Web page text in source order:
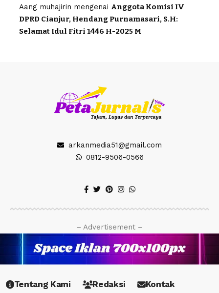
Aang muhajirin mengenai Anggota Komisi IV
DPRD Cianjur, Hendang Purnamasari, S.H:
Selamat Idul Fitri 1446 H-2025 M
arkanmedia51@gmail.com
0812-9506-0566
– Advertisement –
Tentang Kami Redaksi Kontak